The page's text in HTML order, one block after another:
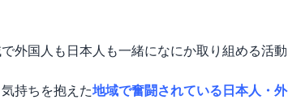
で外国人も日本人も一緒になにか取り組める活動
持ちを抱えた地域で奮闘されている日本人・